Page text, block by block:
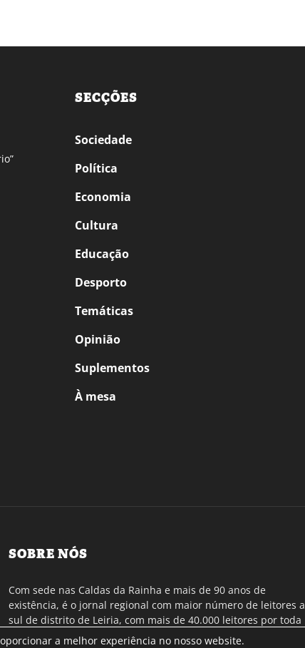
SECÇÕES
Sociedade
Política
Economia
Cultura
Educação
Desporto
Temáticas
Opinião
Suplementos
À mesa
SOBRE NÓS
Com sede nas Caldas da Rainha e mais de 90 anos de
existência, é o jornal regional com maior número de leitores a
sul de distrito de Leiria, com mais de 40.000 leitores por toda
a região Oeste. Jornal com distribuição em Portugal
a melhor experiência no nosso website.